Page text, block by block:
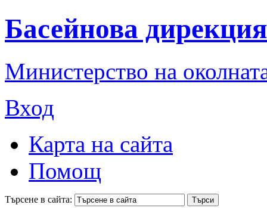
Басейнова
Министерство на
Вход
Карта на сайта
Помощ
Търсене в сайта: